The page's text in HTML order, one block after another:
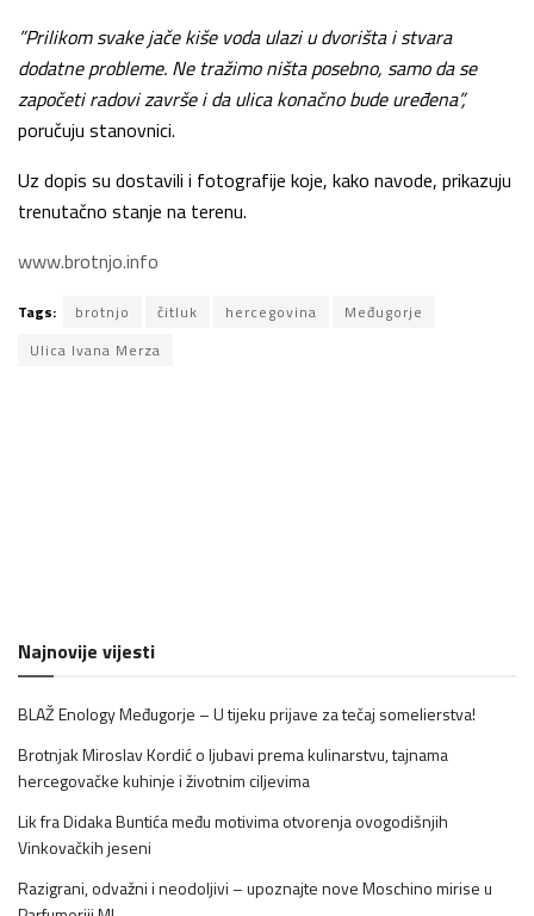
”Prilikom svake jače kiše voda ulazi u dvorišta i stvara
dodatne probleme. Ne tražimo ništa posebno, samo da se
započeti radovi završe i da ulica konačno bude uređena”,
poručuju stanovnici.
Uz dopis su dostavili i fotografije koje, kako navode, prikazuju
trenutačno stanje na terenu.
www.brotnjo.info
Tags: brotnjo čitluk hercegovina
Međugorje
Ulica Ivana Merza
Najnovije vijesti
BLAŽ Enology Međugorje – U tijeku prijave za tečaj somelierstva!
Brotnjak Miroslav Kordić o ljubavi prema kulinarstvu, tajnama
hercegovačke kuhinje i životnim ciljevima
Lik fra Didaka Buntića među motivima otvorenja ovogodišnjih
Vinkovačkih jeseni
Razigrani, odvažni i neodoljivi – upoznajte nove Moschino mirise u